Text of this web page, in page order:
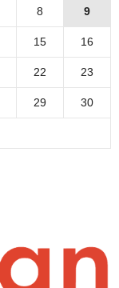
8 9
15 16
22 23
29 30